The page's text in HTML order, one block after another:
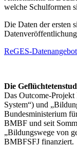
welche Schulformen
Die Daten der ersten
ReGES-Datenangebot
Die
Das Outcome-Projekt
System“) und
Bundesministerium
BMBF und seit
„Bildungswege von
BMBFSFJ finanziert.